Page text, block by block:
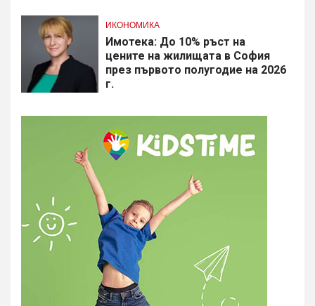
ИКОНОМИКА
Имотека: До 10% ръст на
цените на жилищата в София
през първото полугодие на 2026
г.